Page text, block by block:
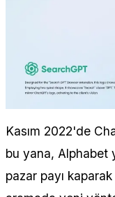
Kasım 2022'de
bu yana, Alphabet
pazar payı